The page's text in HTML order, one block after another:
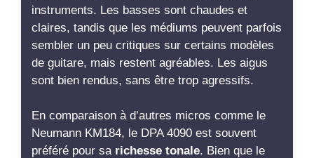
instruments. Les basses sont chaudes et
claires, tandis que les médiums peuvent parfois
sembler un peu critiques sur certains modèles
de guitare, mais restent agréables. Les aigus
sont bien rendus, sans être trop agressifs.
En comparaison à d’autres micros comme le
Neumann KM184, le DPA 4090 est souvent
préféré pour sa richesse tonale. Bien que le